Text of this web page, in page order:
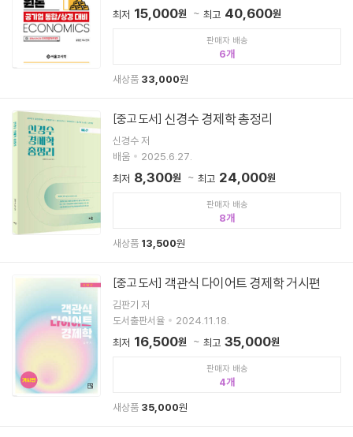
최저 15,000원 최고 40,600원
판매자 배송
6
새상품 33,000원
[중고 도서] 신경수 경제학 총정리
신경수 저
배움
2025.6.27.
최저 8,300원 최고 24,000원
판매자 배송
8
새상품 13,500원
[중고 도서] 객관식 다이어트 경제학 거시편
김판기 저
도서출판서율
2024.11.18.
최저 16,500원 최고 35,000원
판매자 배송
4
새상품 35,000원